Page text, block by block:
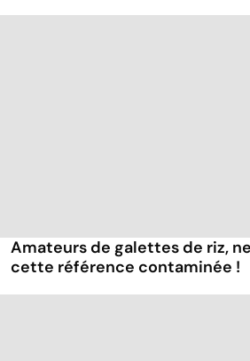
Amateurs de galettes de riz,
cette référence contaminée !